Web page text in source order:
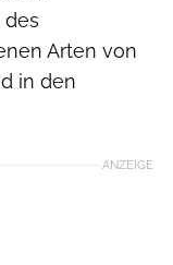
Arten von
in den
ANZEIGE